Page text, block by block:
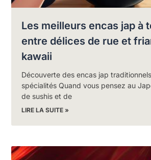
Les meilleurs encas jap à
entre délices de rue et
kawaii
Découverte des encas jap
spécialités Quand vous pensez au
de sushis et de
LIRE LA SUITE »